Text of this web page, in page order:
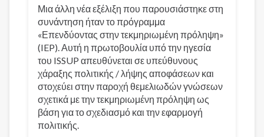
Μια άλλη νέα εξέλιξη που παρουσιάστηκε στη
συνάντηση ήταν το πρόγραμμα
«Επενδύοντας στην τεκμηριωμένη πρόληψη»
(IEP). Αυτή η πρωτοβουλία υπό την ηγεσία
του ISSUP απευθύνεται σε υπεύθυνους
χάραξης πολιτικής / λήψης αποφάσεων και
στοχεύει στην παροχή θεμελιωδών γνώσεων
σχετικά με την τεκμηριωμένη πρόληψη ως
βάση για το σχεδιασμό και την εφαρμογή
πολιτικής.